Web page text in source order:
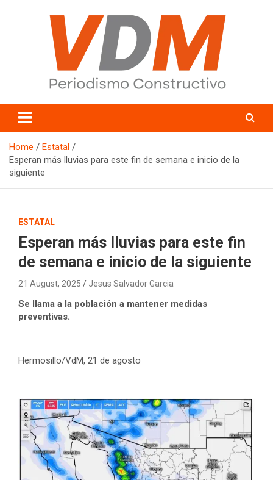
valledelmayo.com
Home
Estatal
Esperan más lluvias para este fin de semana e inicio de la
siguiente
ESTATAL
Esperan más lluvias para este fin
de semana e inicio de la siguiente
21 August, 2025 Jesus Salvador Garcia
Se llama a la población a mantener medidas
preventivas.
Hermosillo/VdM, 21 de agosto